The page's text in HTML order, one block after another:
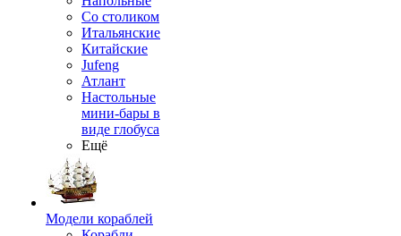
Со столиком
Итальянские
Китайские
Jufeng
Атлант
Настольные
мини-бары в
виде глобуса
Ещё
Модели кораблей